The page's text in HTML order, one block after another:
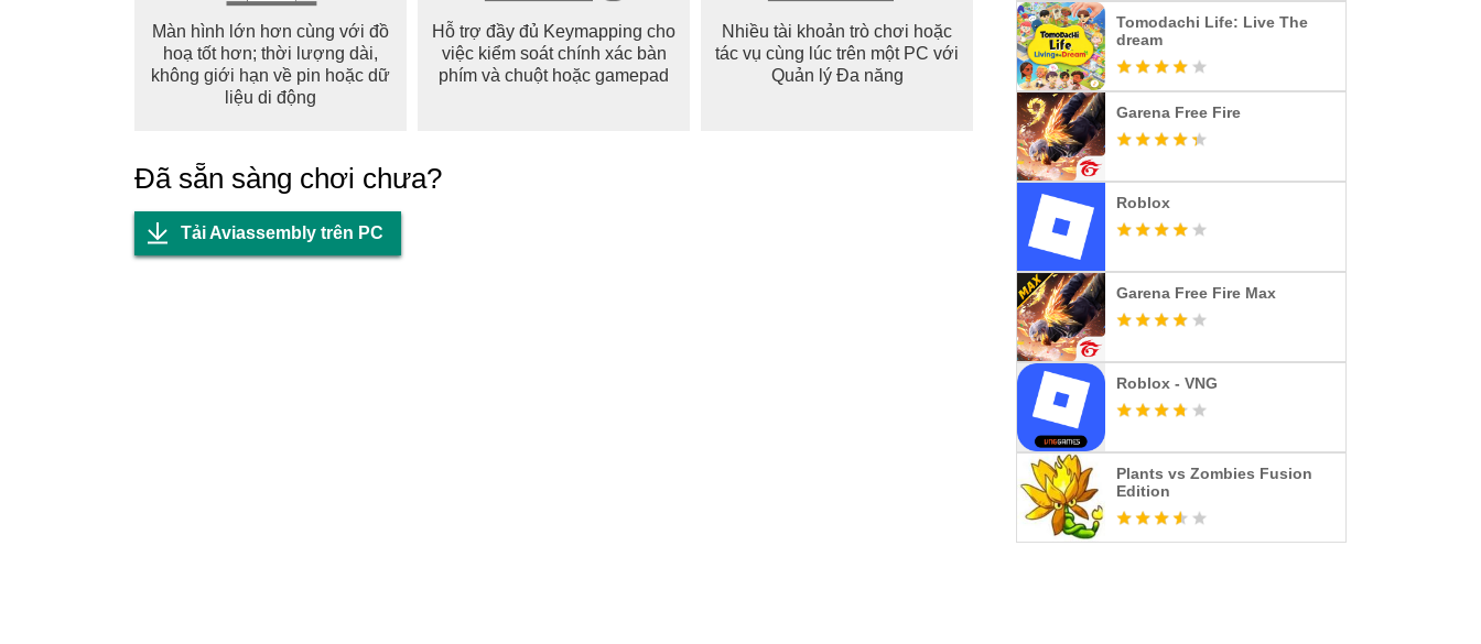
Màn hình lớn hơn cùng với đồ
hoạ tốt hơn; thời lượng dài,
không giới hạn về pin hoặc dữ
liệu di động
Hỗ trợ đầy đủ Keymapping cho
việc kiểm soát chính xác bàn
phím và chuột hoặc gamepad
Nhiều tài khoản trò chơi hoặc
tác vụ cùng lúc trên một PC với
Quản lý Đa năng
Đã sẵn sàng chơi chưa?
Tải Aviassembly trên PC
Tomodachi Life: Live The
dream
Garena Free Fire
Roblox
Garena Free Fire Max
Roblox - VNG
Plants vs Zombies Fusion
Edition